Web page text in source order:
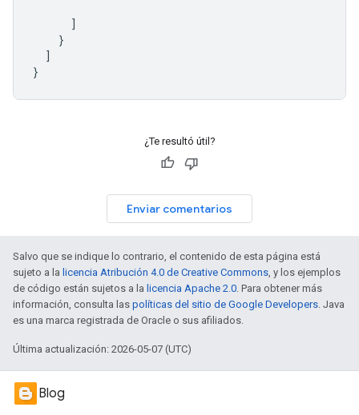
]
}
]
}
¿Te resultó útil?
Enviar comentarios
Salvo que se indique lo contrario, el contenido de esta página está
sujeto a la licencia Atribución 4.0 de Creative Commons, y los ejemplos
de código están sujetos a la licencia Apache 2.0. Para obtener más
información, consulta las políticas del sitio de Google Developers. Java
es una marca registrada de Oracle o sus afiliados.
Última actualización: 2026-05-07 (UTC)
Blog